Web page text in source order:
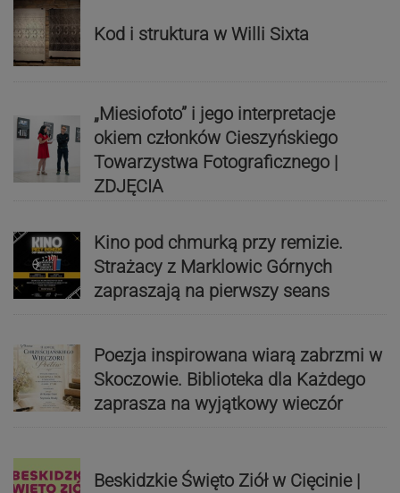
Kod i struktura w Willi Sixta
„Miesiofoto” i jego interpretacje
okiem członków Cieszyńskiego
Towarzystwa Fotograficznego |
ZDJĘCIA
Kino pod chmurką przy remizie.
Strażacy z Marklowic Górnych
zapraszają na pierwszy seans
Poezja inspirowana wiarą zabrzmi w
Skoczowie. Biblioteka dla Każdego
zaprasza na wyjątkowy wieczór
Beskidzkie Święto Ziół w Cięcinie |